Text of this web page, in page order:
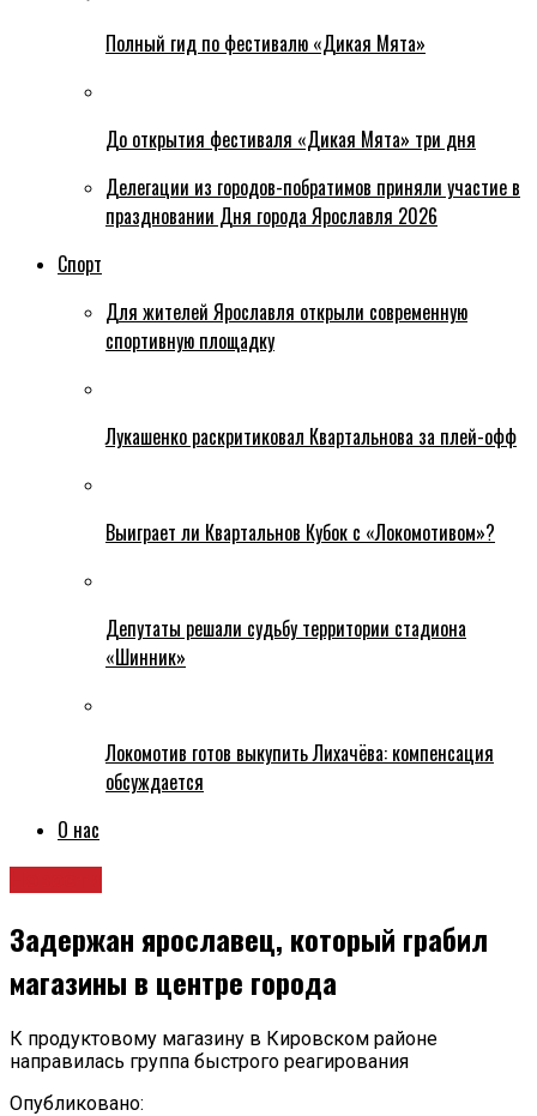
Полный гид по фестивалю «Дикая Мята»
До открытия фестиваля «Дикая Мята» три дня
Делегации из городов-побратимов приняли участие в
праздновании Дня города Ярославля 2026
Спорт
Для жителей Ярославля открыли современную
спортивную площадку
Лукашенко раскритиковал Квартальнова за плей-офф
Выиграет ли Квартальнов Кубок с «Локомотивом»?
Депутаты решали судьбу территории стадиона
«Шинник»
Локомотив готов выкупить Лихачёва: компенсация
обсуждается
О нас
Задержан ярославец, который грабил
магазины в центре города
К продуктовому магазину в Кировском районе
направилась группа быстрого реагирования
Опубликовано: